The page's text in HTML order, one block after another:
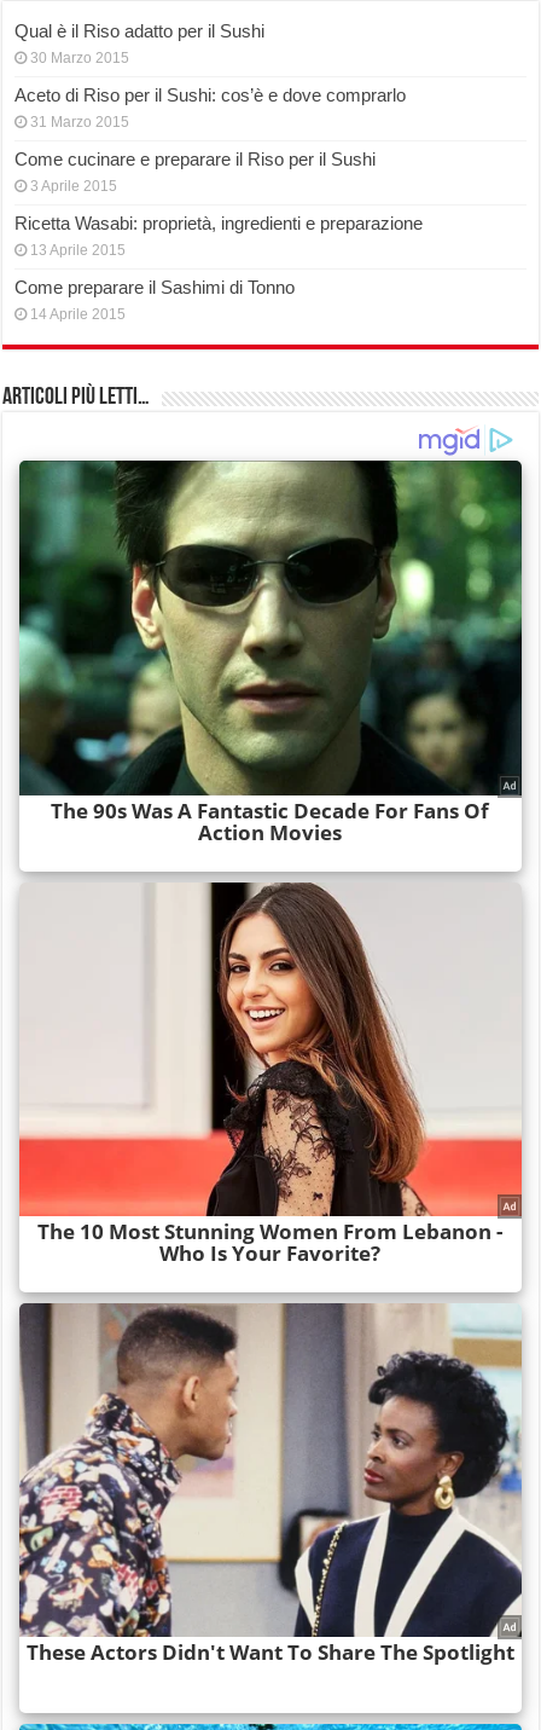
Qual è il Riso adatto per il Sushi
30 Marzo 2015
Aceto di Riso per il Sushi: cos’è e dove comprarlo
31 Marzo 2015
Come cucinare e preparare il Riso per il Sushi
3 Aprile 2015
Ricetta Wasabi: proprietà, ingredienti e preparazione
13 Aprile 2015
Come preparare il Sashimi di Tonno
14 Aprile 2015
Articoli più Letti…